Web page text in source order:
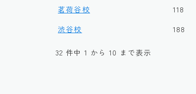
茗荷谷校
118
渋谷校
188
32 件中 1 から 10 まで表示